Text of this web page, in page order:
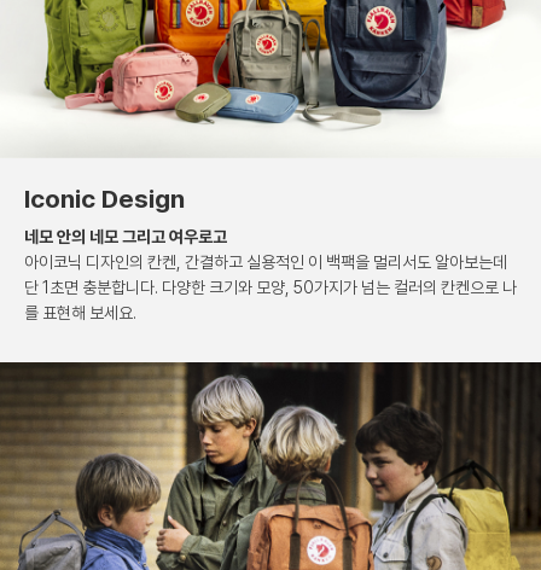
Iconic Design
네모 안의 네모 그리고 여우로고
아이코닉 디자인의 칸켄, 간결하고 실용적인 이 백팩을 멀리서도 알아보는데
단 1초면 충분합니다. 다양한 크기와 모양, 50가지가 넘는 컬러의 칸켄으로 나
를 표현해 보세요.